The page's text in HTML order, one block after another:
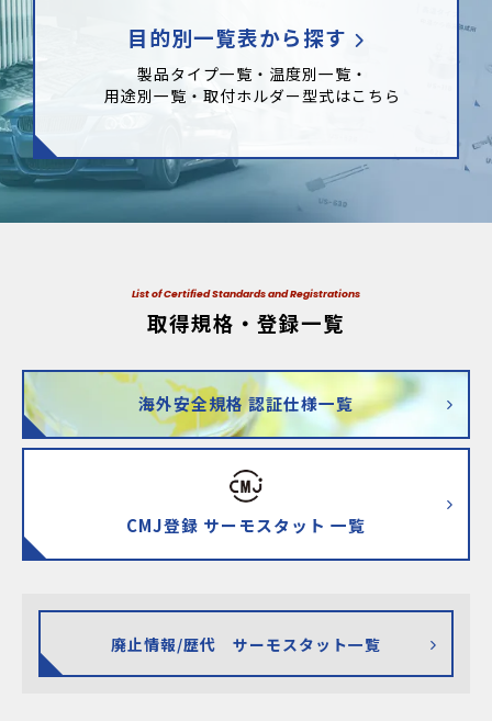
目的別一覧表から探す
製品タイプ一覧・温度別一覧・
用途別一覧・取付ホルダー型式はこちら
List of Certified Standards and Registrations
取得規格・登録一覧
海外安全規格 認証仕様一覧
CMJ登録 サーモスタット 一覧
廃止情報/歴代 サーモスタット一覧